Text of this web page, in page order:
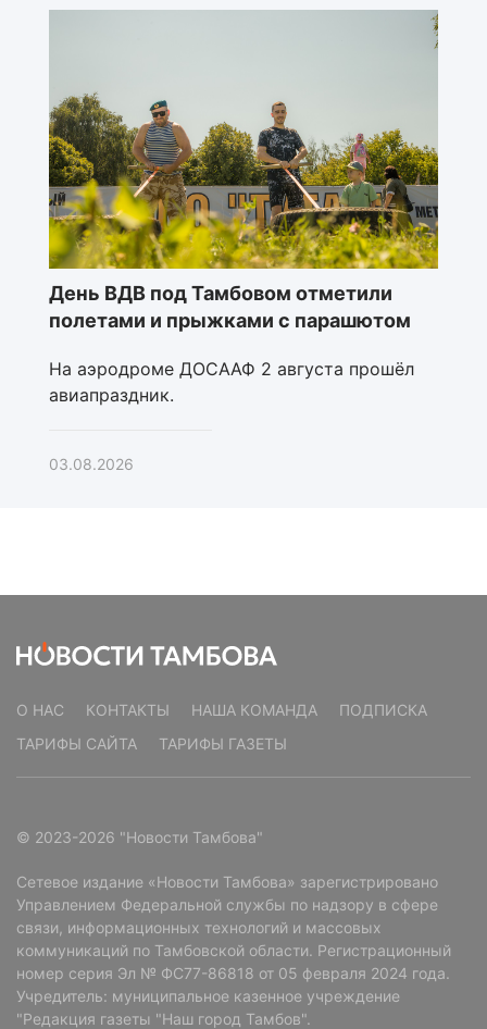
День ВДВ под Тамбовом отметили
полетами и прыжками с парашютом
На аэродроме ДОСААФ 2 августа прошёл
авиапраздник.
03.08.2026
О НАС КОНТАКТЫ НАША КОМАНДА
ПОДПИСКА
ТАРИФЫ САЙТА
ТАРИФЫ ГАЗЕТЫ
© 2023-2026 "Новости Тамбова"
Сетевое издание «Новости Тамбова» зарегистрировано
Управлением Федеральной службы по надзору в сфере
связи, информационных технологий и массовых
коммуникаций по Тамбовской области. Регистрационный
номер серия Эл № ФС77-86818 от 05 февраля 2024 года.
Учредитель: муниципальное казенное учреждение
"Редакция газеты "Наш город Тамбов".